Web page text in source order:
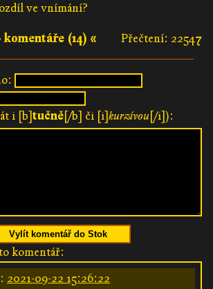
ve vnímání?
Přečtení: 22547
komentáře (14) «
i [b]tučně[/b] či [i]kurzívou[/i]):
Vylít komentář do Stok
komentář:
2021-09-22 15:26:22